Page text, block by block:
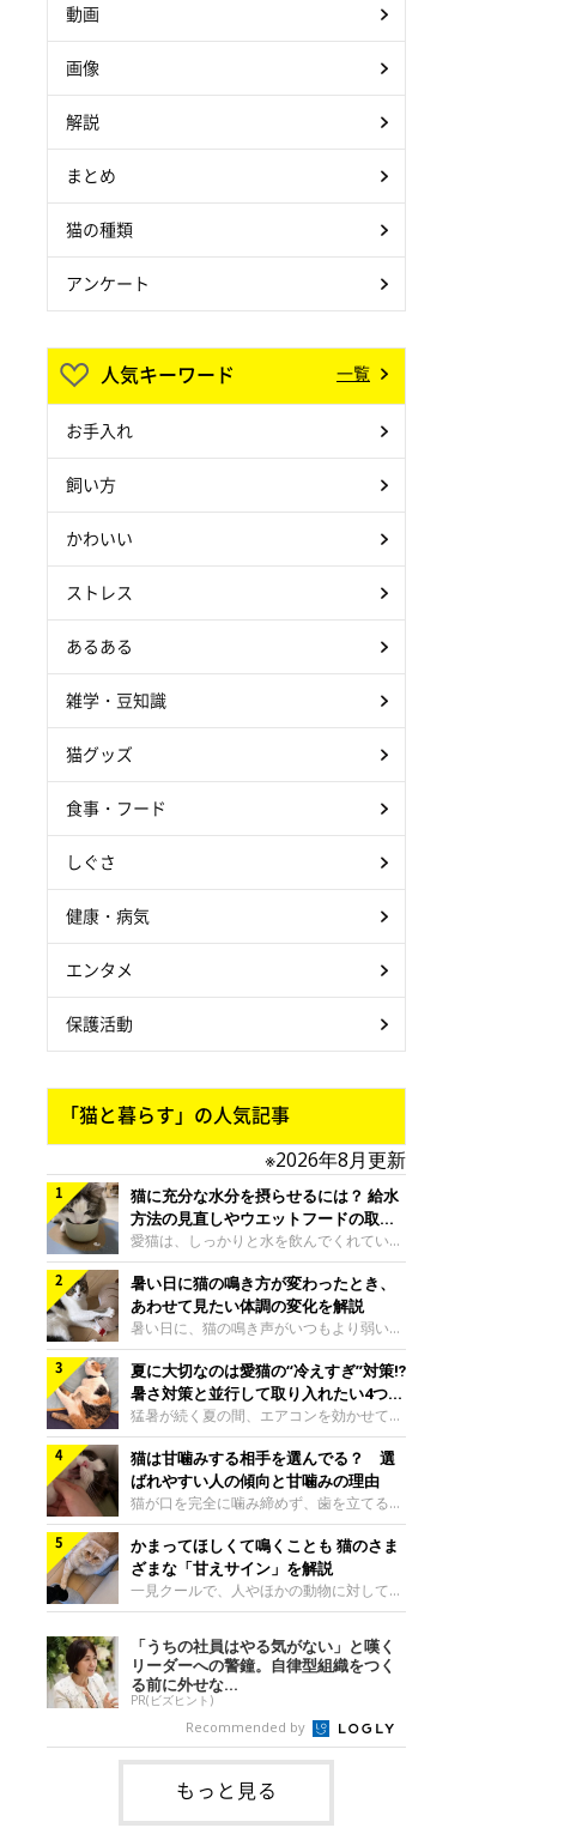
動画
画像
解説
まとめ
猫の種類
アンケート
人気キーワード 一覧
お手入れ
飼い方
かわいい
ストレス
あるある
雑学・豆知識
猫グッズ
食事・フード
しぐさ
健康・病気
エンタメ
保護活動
「猫と暮らす」の人気記事
※2026年8月更新
猫に充分な水分を摂らせるには？ 給水
方法の見直しやウエットフードの取り
入れ方を解説
愛猫は、しっかりと水を飲んでくれていま
すか？ 夏場はエアコンで室内が涼しいこ
ともあり、猫があまり水を飲まないこと
も。積極的に水分を摂らせるためには、給
水方法を見直したり、フードから水分を摂
らせたりする方法があります。今回は獣医
師の重本仁先生に、猫に水分を摂らせるた
めにできるためできる工夫を教えていただ
きました。ボウルの高さを愛猫の好みにね
このきもち投稿写真ギャラリー水飲みボウ
ルの高さは、猫が飲むときに頭が胃より下
にならないように設定すると飲みやすいで
しょう。首を深く折り曲げずに済むため、
関節や食道への負
暑い日に猫の鳴き方が変わったとき、
あわせて見たい体調の変化を解説
暑い日に、猫の鳴き声がいつもより弱い、
かすれる、しつこく鳴くなど、ふだんと違
って聞こえることがあります。 そんなと
き、あわせてどのような様子を確認したら
よいのでしょうか。暑い日に猫の鳴き方が
変わるときの見方や注意したい体調の変化
などについて、ねこのきもち獣医師相談室
の山口みき先生に伺いました。 鳴き方の
変化だけで判断せず、全身の様子も確認し
てねこのきもち投稿写真ギャラリー猫の鳴
き方が変わったとき、暑さと関係している
ように見えることがあります。 ただ、鳴
き声だけで原因を決めるのは難しく、体調
や環境の変化を
夏に大切なのは愛猫の“冷えすぎ”対策⁉
暑さ対策と並行して取り入れたい4つの
工夫
猛暑が続く夏の間、エアコンを効かせて室
内を冷やしますよね。しかし、人にとって
は快適な温度でも、猫にとっては温度が低
すぎることも。暑さ対策と並行して、冷え
すぎ対策もしっかりと行うことが大切で
す。今回は獣医師の重本仁先生に、猫の冷
えすぎを防ぐ4つの対策を教えていただき
ました。（1） 冷房の効いていない部屋に
行き来できるようにするねこのきもち投稿
写真ギャラリー猫が寒いと感じたときに、
ましょう。冷房の効いていない部屋や廊下
へも自由に行き来できるように、ドアは猫
が通れる程度に
猫は甘噛みする相手を選んでる？ 選
ばれやすい人の傾向と甘噛みの理由
猫が口を完全に噛み締めず、歯を立てる程
度に噛む“甘噛み”。遊びやスキンシップの
ときに繰り出すことがありますが、同じ家
族でも噛まれる頻度に違いがあると感じる
ことも。ねこのきもちWEB MAGAZINEで
は、飼い主さんたちにアンケートを実施
し、愛猫が甘噛みする相手を選んでいると
感じる状況を教えてもらいました。また、
ねこのきもち獣医師相談室の原駿太朗先生
には、実際に猫は甘噛みする相手を選んで
いるのか、その真相をお聞きします。約6
割の飼い主さんが「甘噛みする相手を選ん
でいる」と感じていた※2026年5月実施
かまってほしくて鳴くことも 猫のさま
ざまな「甘えサイン」を解説
一見クールで、人やほかの動物に対してあ
まり求めないように見える猫。しかし、実
は甘えん坊な性格の猫も少なくありませ
ん。今回は猫たちが出している“甘えサイ
ン”について、帝京科学大学生命環境学部
アニマルサイエンス学科准教授の加隈良枝
先生に教えていただきました。鳴くのは、
かまってほしいサインねこのきもち投稿写
真ギャラリーもともと、子猫が親猫に対し
てお世話を求めるときに鳴き声を使いま
す。子猫なので「ニャー」よりもややか細
い「ミャア」といった鳴き声になります
「うちの社員はやる気がない」と嘆く
リーダーへの警鐘。自律型組織をつく
る前に外せな...
PR(ビズヒント)
Recommended by
もっと見る